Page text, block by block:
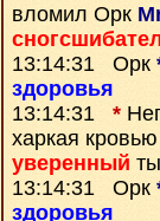
вломил Орк
13:14:31 Орк
здоровья
13:14:31 *
харкая
уверенный
13:14:31 Орк
здоровья